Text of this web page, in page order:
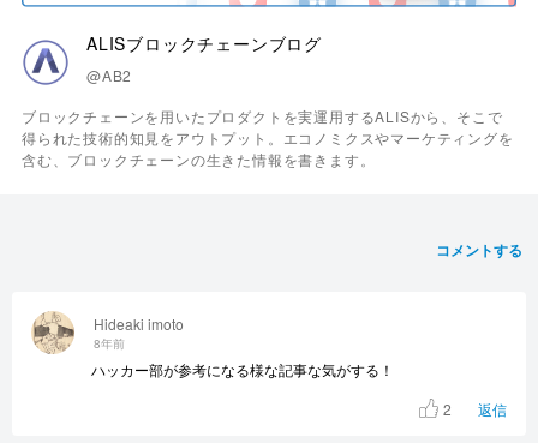
ALISブロックチェーンブログ
@AB2
ブロックチェーンを用いたプロダクトを実運用するALISから、そこで
得られた技術的知見をアウトプット。エコノミクスやマーケティングを
含む、ブロックチェーンの生きた情報を書きます。
コメントする
Hideaki imoto
8年前
ハッカー部が参考になる様な記事な気がする！
2
返信